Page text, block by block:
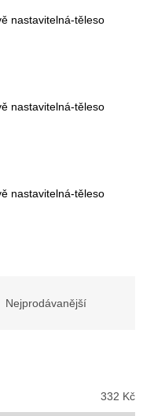
nastavitelná-těleso
nastavitelná-těleso
nastavitelná-těleso
Nejprodávanější
332 Kč